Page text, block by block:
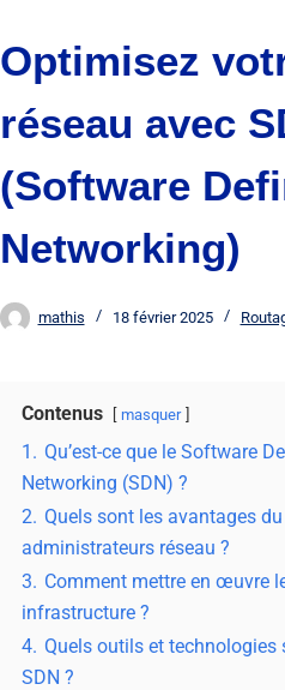
Optimisez
réseau avec
(Software
Networking)
mathis 18 février 2025
Contenus masquer
1. Qu’est-ce que le Software
Networking (SDN) ?
2. Quels sont les avantages
administrateurs réseau ?
3. Comment mettre en œuvre
infrastructure ?
4. Quels outils et technologies
SDN ?